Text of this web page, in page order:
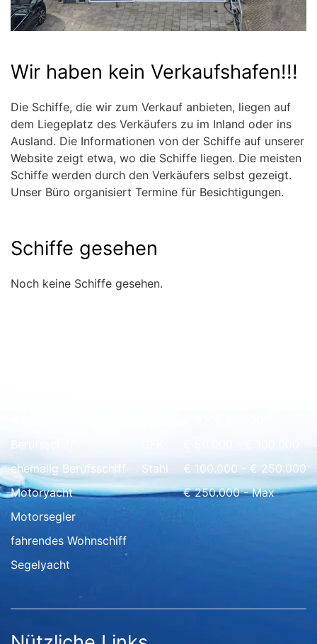
Wir haben kein Verkaufshafen!!!
Die Schiffe, die wir zum Verkauf anbieten, liegen auf
dem Liegeplatz des Verkäufers zu im Inland oder ins
Ausland. Die Informationen von der Schiffe auf unserer
Website zeigt etwa, wo die Schiffe liegen. Die meisten
Schiffe werden durch den Verkäufers selbst gezeigt.
Unser Büro organisiert Termine für Besichtigungen.
Schiffe gesehen
Noch keine Schiffe gesehen.
ehemalig Berufsschiff
Motoryacht
Motorsegler
fahrendes Wohnschiff
Segelyacht
Stahl
€ 100.000 - € 250.000
€ 250.000 - Max